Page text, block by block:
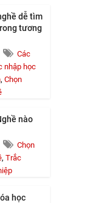
dễ tìm
tương
Các
nhập học
, Chọn
nào
Chọn
, Trắc
học